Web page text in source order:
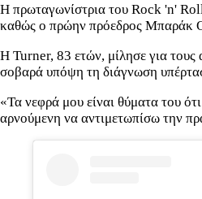
Η πρωταγωνίστρια του Rock 'n'
καθώς ο πρώην πρόεδρος Μπαράκ
Η Turner, 83 ετών, μίλησε για
σοβαρά υπόψη τη διάγνωση
«Τα νεφρά μου είναι θύματα του
αρνούμενη να αντιμετωπίσω την